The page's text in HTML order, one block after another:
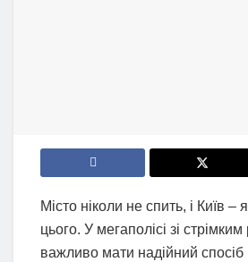
Місто ніколи не спить, і Київ –
цього. У мегаполісі зі
важливо мати надійний спосіб